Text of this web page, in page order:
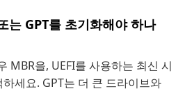
는 GPT를 초기화해야 하나
MBR을, UEFI를 사용하는 최신 시
세요. GPT는 더 큰 드라이브와